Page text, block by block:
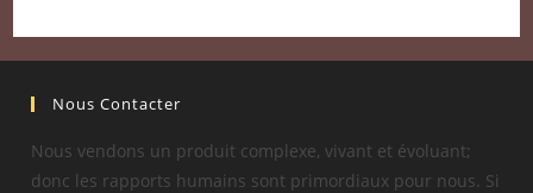
Nous Contacter
Nous vendons un produit complexe, vivant et évoluant;
donc les rapports humains sont primordiaux pour nous. Si